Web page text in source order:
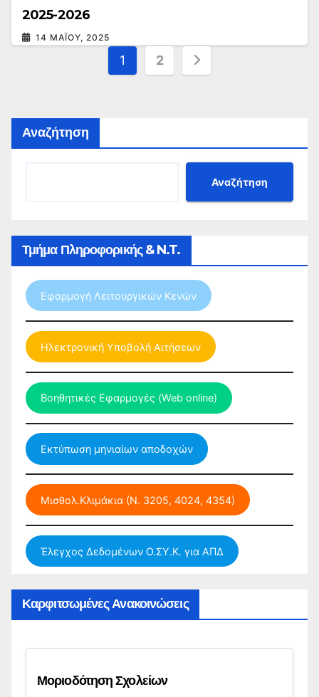
2025-2026
14 ΜΑΪ́ΟΥ, 2025
Σελιδοποίηση
άρθρων
1 2
Αναζήτηση
Αναζήτηση
Τμήμα Πληροφορικής & N.T.
Εφαρμογή Λειτουργικών Κενών
Ηλεκτρονική Υποβολή Αιτήσεων
Βοηθητικές Εφαρμογές (Web online)
Εκτύπωση μηνιαίων αποδοχών
Μισθολ.Κλιμάκια (Ν. 3205, 4024, 4354)
Έλεγχος Δεδομένων Ο.ΣΥ.Κ. για ΑΠΔ
Καρφιτσωμένες Ανακοινώσεις
Μοριοδότηση Σχολείων